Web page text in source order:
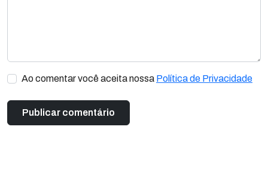
Ao comentar você aceita nossa Política de Privacidade